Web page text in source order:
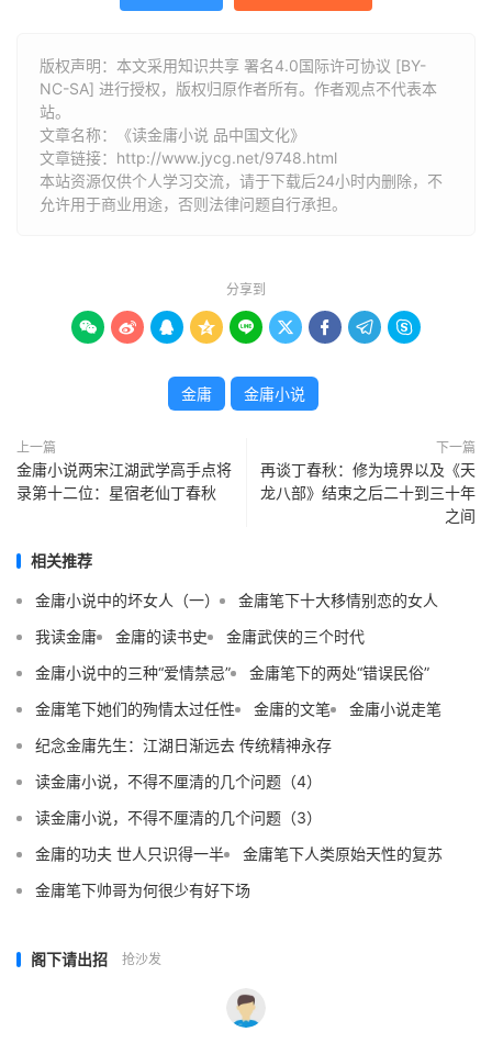
版权声明：本文采用知识共享 署名4.0国际许可协议 [BY-
NC-SA] 进行授权，版权归原作者所有。作者观点不代表本
站。
文章名称：《读金庸小说 品中国文化》
文章链接： http://www.jycg.net/9748.html
本站资源仅供个人学习交流，请于下载后24小时内删除，不
允许用于商业用途，否则法律问题自行承担。
分享到
        
金庸 金庸小说
上一篇
金庸小说两宋江湖武学高手点将
录第十二位：星宿老仙丁春秋
下一篇
再谈丁春秋：修为境界以及《天
龙八部》结束之后二十到三十年
之间
相关推荐
金庸小说中的坏女人（一）
金庸笔下十大移情别恋的女人
我读金庸
金庸的读书史
金庸武侠的三个时代
金庸小说中的三种“爱情禁忌”
金庸笔下的两处“错误民俗”
金庸笔下她们的殉情太过任性
金庸的文笔
金庸小说走笔
纪念金庸先生：江湖日渐远去 传统精神永存
读金庸小说，不得不厘清的几个问题（4）
读金庸小说，不得不厘清的几个问题（3）
金庸的功夫 世人只识得一半
金庸笔下人类原始天性的复苏
金庸笔下帅哥为何很少有好下场
阁下请出招 抢沙发